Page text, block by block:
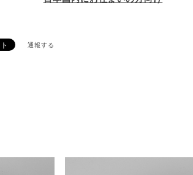
通報する